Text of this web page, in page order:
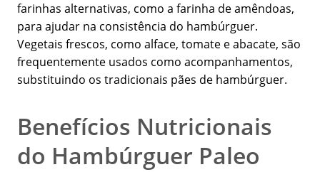
farinhas alternativas, como a farinha de amêndoas,
para ajudar na consistência do hambúrguer.
Vegetais frescos, como alface, tomate e abacate, são
frequentemente usados como acompanhamentos,
substituindo os tradicionais pães de hambúrguer.
Benefícios Nutricionais
do Hambúrguer Paleo